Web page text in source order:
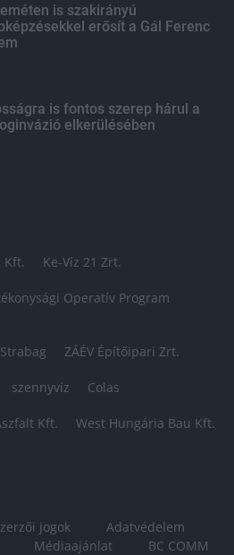
is szakirányú
erősít a Gál Ferenc
is fontos szerep hárul a
elkerülésében
Kft. Ke-Víz 21 Zrt.
Operatív Program
Strabag ZÁÉV Építőipari Zrt.
szennyvíz Colas
Kft. West Hungária Bau Kft.
jogok
Adatvédelem
Médiaajánlat BC COMM